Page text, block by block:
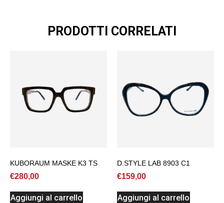
PRODOTTI CORRELATI
KUBORAUM MASKE K3 TS
€280,00
Aggiungi al carrello
D.STYLE LAB 8903 C1
€159,00
Aggiungi al carrello